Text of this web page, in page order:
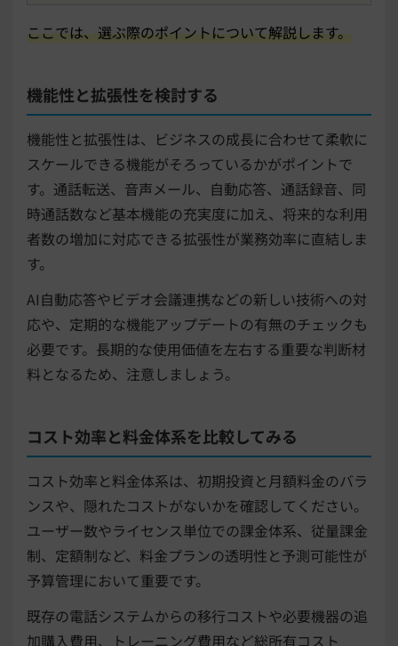
ここでは、選ぶ際のポイントについて解説します。
機能性と拡張性を検討する
機能性と拡張性は、ビジネスの成長に合わせて柔軟に
スケールできる機能がそろっているかがポイントで
す。通話転送、音声メール、自動応答、通話録音、同
時通話数など基本機能の充実度に加え、将来的な利用
者数の増加に対応できる拡張性が業務効率に直結しま
す。
AI自動応答やビデオ会議連携などの新しい技術への対
応や、定期的な機能アップデートの有無のチェックも
必要です。長期的な使用価値を左右する重要な判断材
料となるため、注意しましょう。
コスト効率と料金体系を比較してみる
コスト効率と料金体系は、初期投資と月額料金のバラ
ンスや、隠れたコストがないかを確認してください。
ユーザー数やライセンス単位での課金体系、従量課金
制、定額制など、料金プランの透明性と予測可能性が
予算管理において重要です。
既存の電話システムからの移行コストや必要機器の追
加購入費用、トレーニング費用など総所有コスト